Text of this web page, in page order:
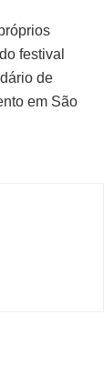
festival
de
em São